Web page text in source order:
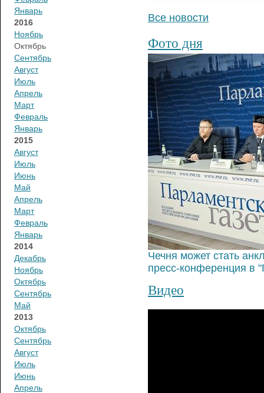
Январь
2016
Ноябрь
Октябрь
Сентябрь
Август
Июль
Апрель
Март
Февраль
Январь
2015
Август
Июль
Июнь
Май
Апрель
Март
Февраль
Январь
2014
Декабрь
Ноябрь
Октябрь
Сентябрь
Май
2013
Октябрь
Сентябрь
Август
Июль
Июнь
Апрель
Все новости
Фото дня
Чечня может стать
пресс-конференция в
Видео